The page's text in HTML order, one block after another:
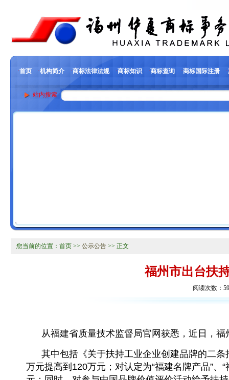
·首页 ·机构简介 ·商标法律法规 ·商标知识 ·商标查询 ·商标国际注册 ·
站内搜索
您当前的位置： 首页 >> 公示公告 >> 正文
福州市出台扶
阅读次数：
从福建省质量技术监督局官网获悉，近日，
其中包括《关于扶持工业企业创建品牌的二
万元提高到120万元；对认定为“福建名牌产品”